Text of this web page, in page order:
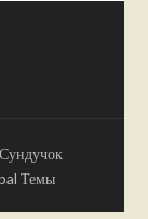
Сундучок
Темы